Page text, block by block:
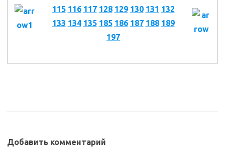
115 116 117 128 129 130 131 132
133 134 135 185 186 187 188 189
197
Добавить комментарий